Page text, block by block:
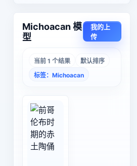
Michoacan 模
型
我的上
传
当前 1 个结果
默认排序
标签：Michoacan